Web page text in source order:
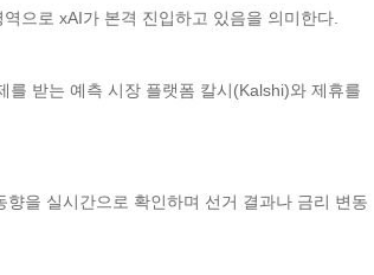
으로 xAI가 본격 진입하고 있음을 의미한다.
받는 예측 시장 플랫폼 칼시(Kalshi)와 제휴를
을 실시간으로 확인하며 선거 결과나 금리 변동